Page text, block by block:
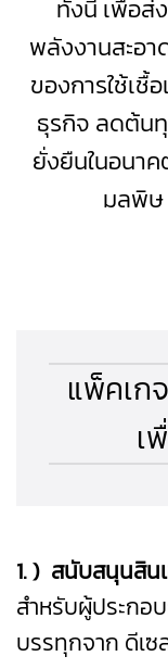
ทั้งนี้ เพื่อส่
พลังงานสะอา
ของการใช้เชื้
ธุรกิจ ลดต้น
ยั่งยืนในอนา
มลพิษ
แพ็คเก
เ
1. ) สนับสนุนสิน
สำหรับผู้ประกอ
บรรทุกจาก ดีเซ